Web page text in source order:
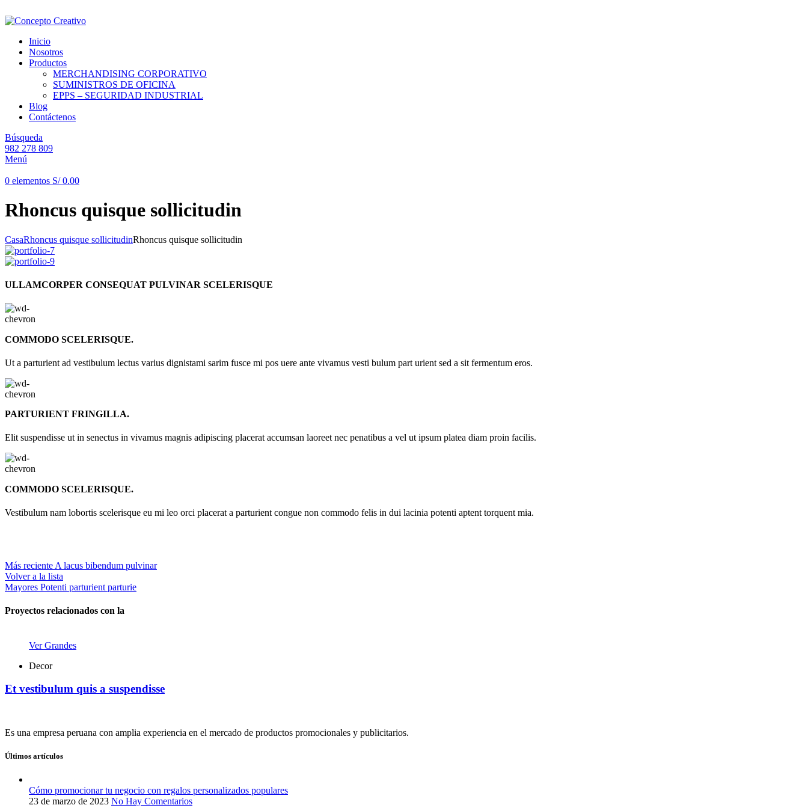
Inicio
Nosotros
Productos
MERCHANDISING CORPORATIVO
SUMINISTROS DE OFICINA
EPPS – SEGURIDAD INDUSTRIAL
Blog
Contáctenos
Búsqueda
982 278 809
Menú
0 elementos S/0.00
Rhoncus quisque sollicitudin
CasaRhoncus quisque sollicitudinRhoncus quisque sollicitudin
ULLAMCORPER CONSEQUAT PULVINAR SCELERISQUE
COMMODO SCELERISQUE.
Ut a parturient ad vestibulum lectus varius dignistami sarim fusce mi pos uere ante vivamus vesti bulum part urient sed a sit fermentum eros.
PARTURIENT FRINGILLA.
Elit suspendisse ut in senectus in vivamus magnis adipiscing placerat accumsan laoreet nec penatibus a vel ut ipsum platea diam proin facilis.
COMMODO SCELERISQUE.
Vestibulum nam lobortis scelerisque eu mi leo orci placerat a parturient congue non commodo felis in dui lacinia potenti aptent torquent mia.
Más reciente A lacus bibendum pulvinar
Volver a la lista
Mayores Potenti parturient parturie
Proyectos relacionados con la
Ver Grandes
Decor
Et vestibulum quis a suspendisse
Es una empresa peruana con amplia experiencia en el mercado de productos promocionales y publicitarios.
Últimos artículos
Cómo promocionar tu negocio con regalos personalizados populares
23 de marzo de 2023 No Hay Comentarios